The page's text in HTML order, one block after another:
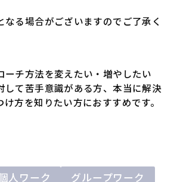
なる場合がございますのでご了承く
ーチ方法を変えたい・増やしたい
して苦手意識がある方、本当に解決
方を知りたい方におすすめです。
人ワーク グループワーク